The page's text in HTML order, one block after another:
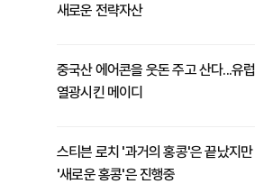
새로운 전략자산
중국산 에어콘을 웃돈 주고 산다...유럽
열광시킨 메이디
스티븐 로치 '과거의 홍콩'은 끝났지만
'새로운 홍콩'은 진행중